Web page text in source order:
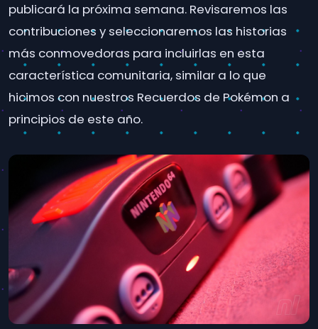
publicará la próxima semana. Revisaremos las
contribuciones y seleccionaremos las historias
más conmovedoras para incluirlas en esta
característica comunitaria, similar a lo que
hicimos con nuestros Recuerdos de Pokémon a
principios de este año.